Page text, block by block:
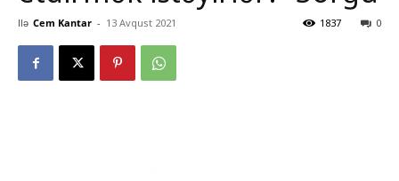
Ilə Cem Kantar - 13 Avqust 2021 0
1837